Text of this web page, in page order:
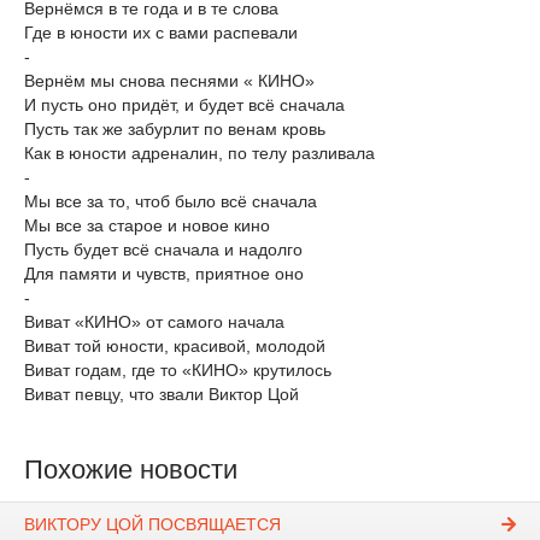
Вернёмся в те года и в те слова
Где в юности их с вами распевали
-
Вернём мы снова песнями « КИНО»
И пусть оно придёт, и будет всё сначала
Пусть так же забурлит по венам кровь
Как в юности адреналин, по телу разливала
-
Мы все за то, чтоб было всё сначала
Мы все за старое и новое кино
Пусть будет всё сначала и надолго
Для памяти и чувств, приятное оно
-
Виват «КИНО» от самого начала
Виват той юности, красивой, молодой
Виват годам, где то «КИНО» крутилось
Виват певцу, что звали Виктор Цой
Похожие новости
ВИКТОРУ ЦОЙ ПОСВЯЩАЕТСЯ